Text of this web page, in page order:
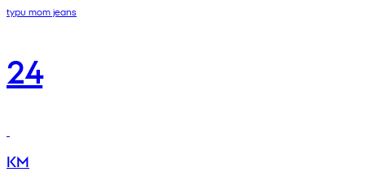
typu mom jeans
24
KM